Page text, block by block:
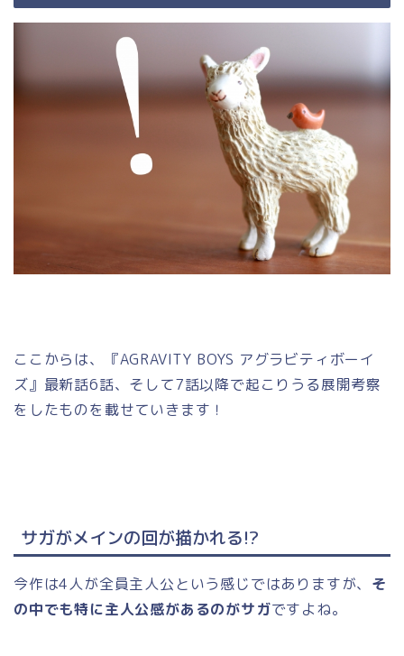
ここからは、『AGRAVITY BOYS アグラビティボーイ
ズ』最新話6話、そして7話以降で起こりうる展開考察
をしたものを載せていきます！
サガがメインの回が描かれる!?
今作は4人が全員主人公という感じではありますが、 そ
の中でも特に主人公感があるのがサガですよね。